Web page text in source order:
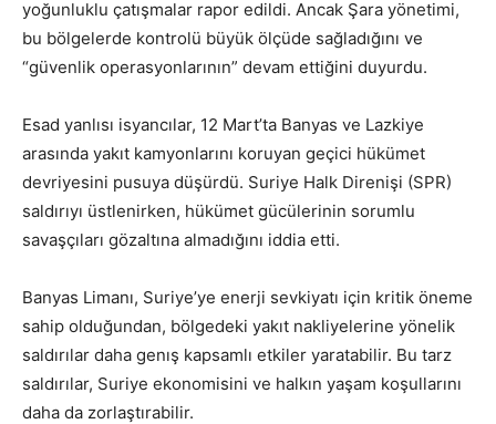
yoğunluklu çatışmalar rapor edildi. Ancak Şara yönetimi,
bu bölgelerde kontrolü büyük ölçüde sağladığını ve
“güvenlik operasyonlarının” devam ettiğini duyurdu.
Esad yanlısı isyancılar, 12 Mart’ta Banyas ve Lazkiye
arasında yakıt kamyonlarını koruyan geçici hükümet
devriyesini pusuya düşürdü. Suriye Halk Direnişi (SPR)
saldırıyı üstlenirken, hükümet gücülerinin sorumlu
savaşçıları gözaltına almadığını iddia etti.
Banyas Limanı, Suriye’ye enerji sevkiyatı için kritik öneme
sahip olduğundan, bölgedeki yakıt nakliyelerine yönelik
saldırılar daha genış kapsamlı etkiler yaratabilir. Bu tarz
saldırılar, Suriye ekonomisini ve halkın yaşam koşullarını
daha da zorlaştırabilir.